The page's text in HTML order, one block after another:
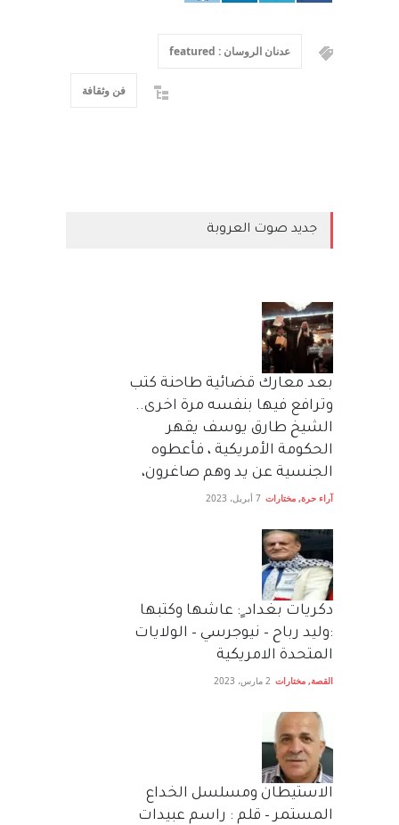
عدنان الروسان : featured
فن وثقافة
جديد صوت العروبة
بعد معارك قضائية طاحنة كتب
وترافع فيها بنفسه مرة اخرى..
الشيخ طارق يوسف يقهر
الحكومة الأمريكية ، فأعطوه
الجنسية عن يد وهم صاغرون،
آراء حرة, مختارات 7 أبريل، 2023
دكريات بغداد ٍ: عاشها وكتبها
:وليد رباح – نيوجرسي – الولايات
المتحدة الامريكية
القصة, مختارات 2 مارس، 2023
الاستيطان ومسلسل الخداع
المستمر – قلم : راسم عبيدات